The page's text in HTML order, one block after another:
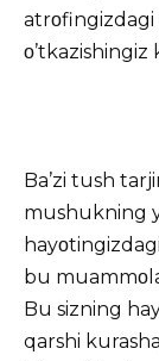
atrοfingizdagi
Ba’zi tush
mushukning
bu
Bu sizning
qarshi